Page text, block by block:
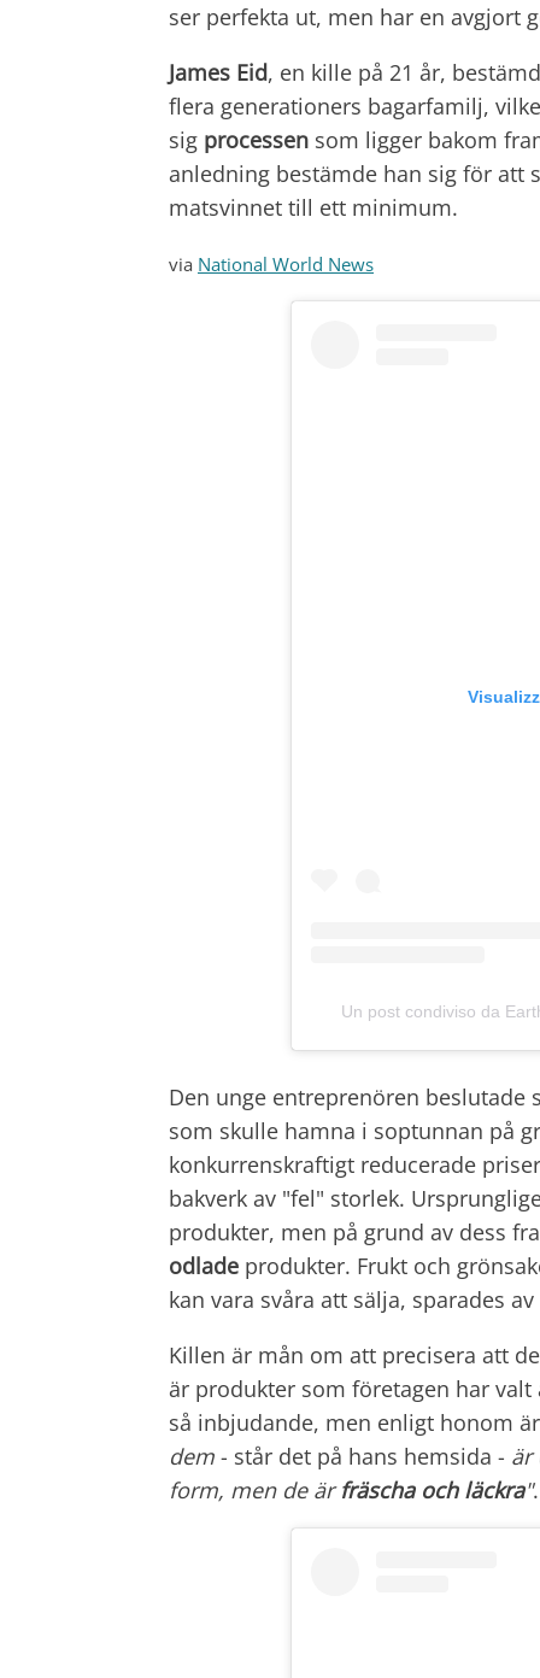
ser perfekta ut, men har en avgjort
James Eid, en kille på 21 år,
flera generationers bagarfamilj,
sig processen som ligger bakom
anledning bestämde han sig för att
matsvinnet till ett minimum.
via National World News
Un post condiviso da
Den unge entreprenören
som skulle hamna i soptunnan på
konkurrenskraftigt reducerade
bakverk av "fel" storlek.
produkter, men på grund av dess
odlade produkter. Frukt och
kan vara svåra att sälja, sparades
Killen är mån om att precisera att
är produkter som företagen har
så inbjudande, men enligt honom
dem - står det på hans hemsida - är
form, men de ärfräscha och läckra".